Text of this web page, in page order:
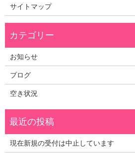
サイトマップ
お知らせ
ブログ
空き状況
現在新規の受付は中止しています